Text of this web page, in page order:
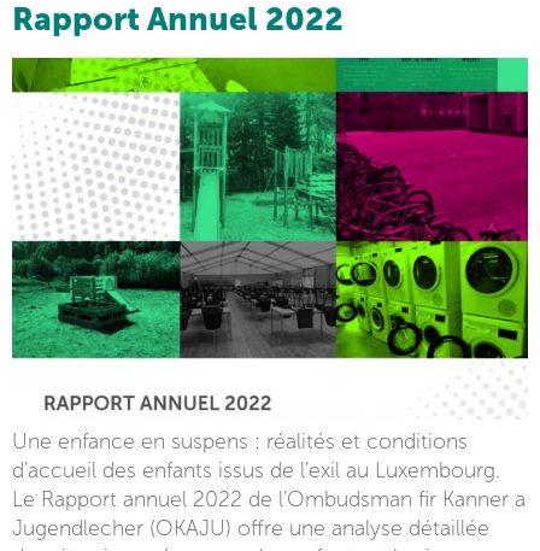
Rapport Annuel 2022
Une enfance en suspens : réalités et conditions
d’accueil des enfants issus de l’exil au Luxembourg.
Le Rapport annuel 2022 de l’Ombudsman fir Kanner a
Jugendlecher (OKAJU) offre une analyse détaillée